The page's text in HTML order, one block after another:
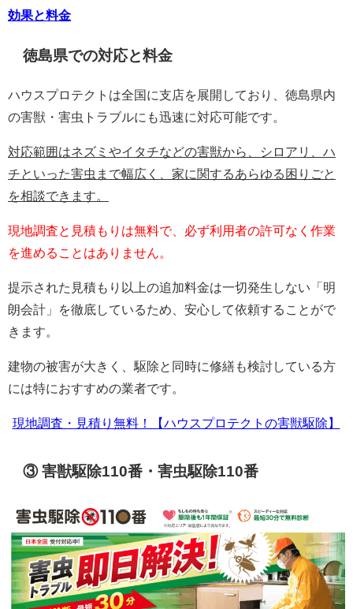
効果と料金
徳島県での対応と料金
ハウスプロテクトは全国に支店を展開しており、徳島県内
の害獣・害虫トラブルにも迅速に対応可能です。
対応範囲はネズミやイタチなどの害獣から、シロアリ、ハ
チといった害虫まで幅広く、家に関するあらゆる困りごと
を相談できます。
現地調査と見積もりは無料で、必ず利用者の許可なく作業
を進めることはありません。
提示された見積もり以上の追加料金は一切発生しない「明
朗会計」を徹底しているため、安心して依頼することがで
きます。
建物の被害が大きく、駆除と同時に修繕も検討している方
には特におすすめの業者です。
現地調査・見積り無料！【ハウスプロテクトの害獣駆除】
③ 害獣駆除110番・害虫駆除110番